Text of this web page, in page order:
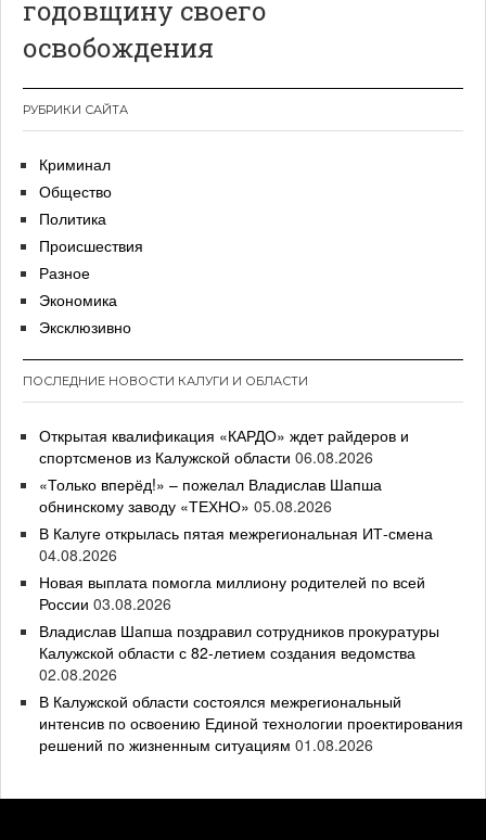
годовщину своего
освобождения
РУБРИКИ САЙТА
Криминал
Общество
Политика
Происшествия
Разное
Экономика
Эксклюзивно
ПОСЛЕДНИЕ НОВОСТИ КАЛУГИ И ОБЛАСТИ
Открытая квалификация «КАРДО» ждет райдеров и
спортсменов из Калужской области 06.08.2026
«Только вперёд!» – пожелал Владислав Шапша
обнинскому заводу «ТЕХНО» 05.08.2026
В Калуге открылась пятая межрегиональная ИТ-смена
04.08.2026
Новая выплата помогла миллиону родителей по всей
России 03.08.2026
Владислав Шапша поздравил сотрудников прокуратуры
Калужской области с 82-летием создания ведомства
02.08.2026
В Калужской области состоялся межрегиональный
интенсив по освоению Единой технологии проектирования
решений по жизненным ситуациям 01.08.2026